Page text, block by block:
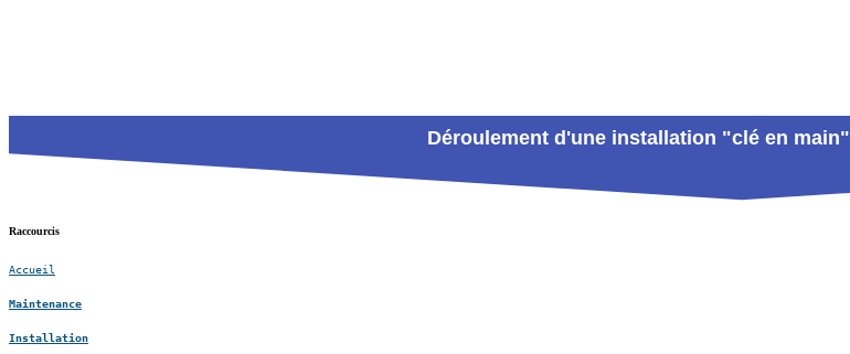
Déroulement d'une installation "clé en main"
Raccourcis
Accueil
Maintenance
Installation